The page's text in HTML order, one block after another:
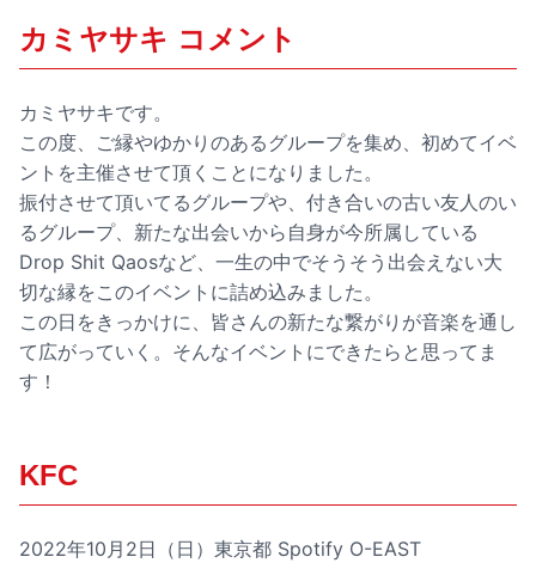
カミヤサキ コメント
カミヤサキです。
この度、ご縁やゆかりのあるグループを集め、初めてイベ
ントを主催させて頂くことになりました。
振付させて頂いてるグループや、付き合いの古い友人のい
るグループ、新たな出会いから自身が今所属している
Drop Shit Qaosなど、一生の中でそうそう出会えない大
切な縁をこのイベントに詰め込みました。
この日をきっかけに、皆さんの新たな繋がりが音楽を通し
て広がっていく。そんなイベントにできたらと思ってま
す！
KFC
2022年10月2日（日）東京都 Spotify O-EAST